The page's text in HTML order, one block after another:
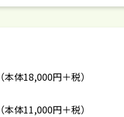
体18,000円＋税）
体11,000円＋税）